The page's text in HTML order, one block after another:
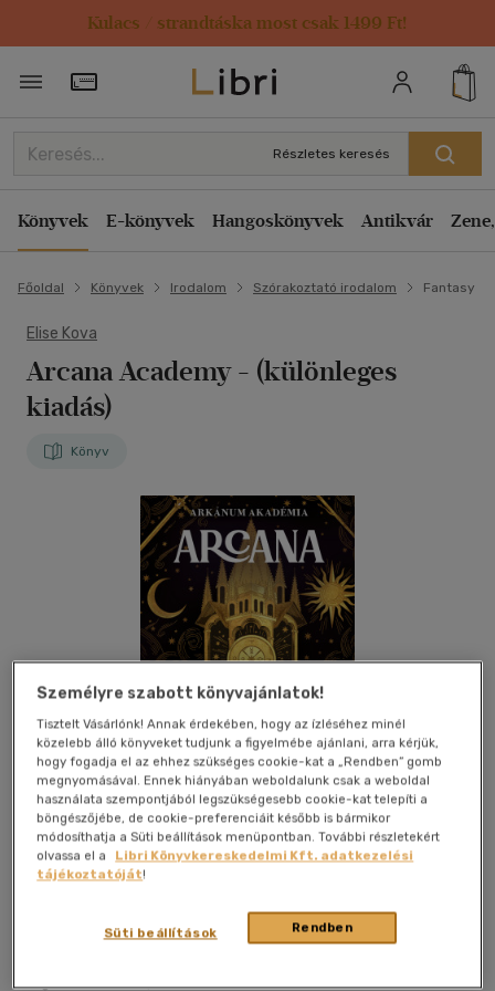
Kulacs / strandtáska most csak 1499 Ft!
Törzsvásárlói Kártya adatai
Részletes keresés
Könyvek E-könyvek Hangoskönyvek Antikvár
Főoldal Könyvek Irodalom Szórakoztató irodalom Fantasy
Elise Kova
Arcana Academy - (különleges
kiadás)
Könyv
Beleolvasok
(1 vélemény)
Személyre szabott könyvajánlatok!
Tisztelt Vásárlónk! Annak érdekében, hogy az ízléséhez minél
közelebb álló könyveket tudjunk a figyelmébe ajánlani, arra kérjük,
hogy fogadja el az ehhez szükséges cookie-kat a „Rendben” gomb
megnyomásával. Ennek hiányában weboldalunk csak a weboldal
használata szempontjából legszükségesebb cookie-kat telepíti a
böngészőjébe, de cookie-preferenciáit később is bármikor
módosíthatja a Süti beállítások menüpontban. További részletekért
olvassa el a
Libri Könyvkereskedelmi Kft. adatkezelési
tájékoztatóját!
Rendben
Süti beállítások